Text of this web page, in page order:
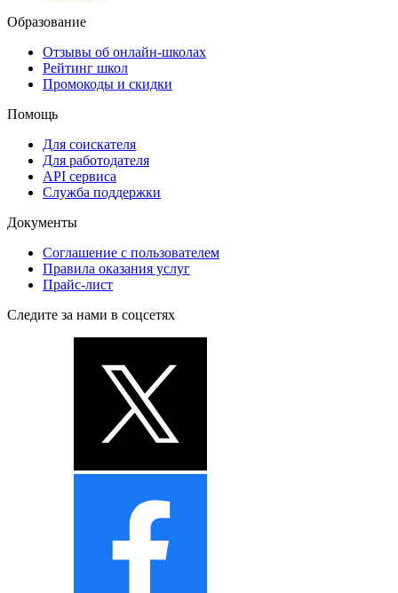
Образование
Отзывы об онлайн-школах
Рейтинг школ
Промокоды и скидки
Помощь
Для соискателя
Для работодателя
API сервиса
Служба поддержки
Документы
Соглашение с пользователем
Правила оказания услуг
Прайс-лист
Следите за нами в соцсетях